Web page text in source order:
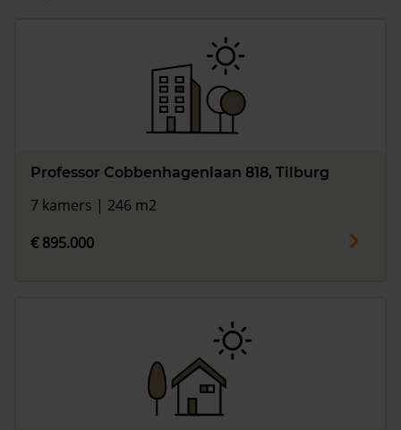
Professor Cobbenhagenlaan 818, Tilburg
7 kamers | 246 m2
€ 895.000